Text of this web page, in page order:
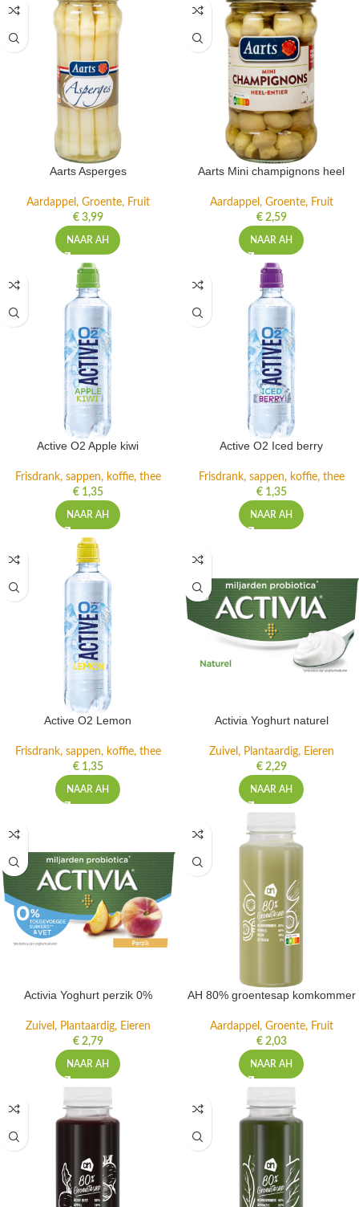
Aarts Asperges
Aardappel, Groente, Fruit
€3,99
NAAR AH
Aarts Mini champignons heel
Aardappel, Groente, Fruit
€2,59
NAAR AH
Active O2 Apple kiwi
Frisdrank, sappen, koffie, thee
€1,35
NAAR AH
Active O2 Iced berry
Frisdrank, sappen, koffie, thee
€1,35
NAAR AH
Active O2 Lemon
Frisdrank, sappen, koffie, thee
€1,35
NAAR AH
Activia Yoghurt naturel
Zuivel, Plantaardig, Eieren
€2,29
NAAR AH
Activia Yoghurt perzik 0%
Zuivel, Plantaardig, Eieren
€2,79
NAAR AH
AH 80% groentesap komkommer
Aardappel, Groente, Fruit
€2,03
NAAR AH